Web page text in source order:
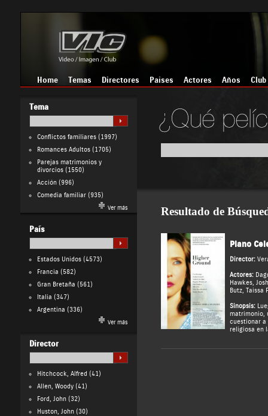
Home Temas Directores Países Actores Años Club
Tema
Conflictos familiares(1997)
Romances Adultos(1705)
Parejas matrimonios y
divorcios(1550)
Acción(996)
Comedia familiar(935)
Ver más
País
Estados Unidos(4573)
Francia (582)
Gran Bretaña (561)
Italia (347)
Argentina (336)
Ver más
Director
Hitchcock, Alfred (41)
Allen, Woody(41)
Ford, John(32)
Huston, John(30)
Resultado de
Plano
Director:
Actores:
Hawkes,
Butz, Taissa
Sinopsis:
matrimonio,
cuestionar
religiosa en